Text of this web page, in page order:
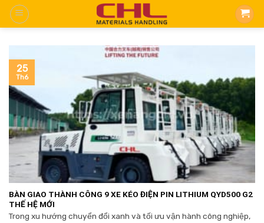
Skip
BÀN GIAO THÀNH CÔNG 9 XE KÉO ĐIỆN PIN LITHIUM QYD500 G2
THẾ HỆ MỚI
Trong xu hướng chuyển đổi xanh và tối ưu vận hành công nghiệp,
25
Th6